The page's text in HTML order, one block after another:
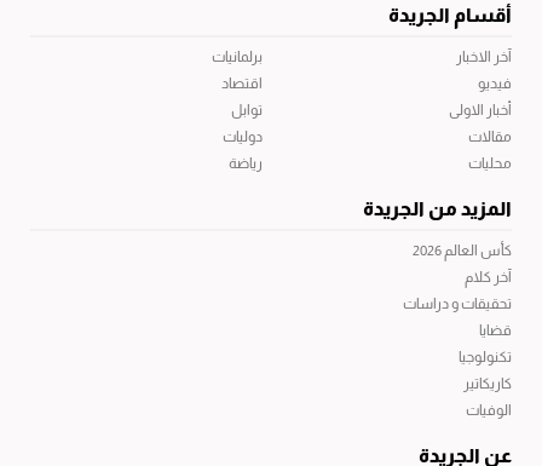
أقسام الجريدة
آخر الاخبار
فيديو
أخبار الاولى
مقالات
محليات
برلمانيات
اقتصاد
توابل
دوليات
رياضة
المزيد من الجريدة
كأس العالم 2026
آخر كلام
تحقيقات و دراسات
قضايا
تكنولوجيا
كاريكاتير
الوفيات
عن الجريدة